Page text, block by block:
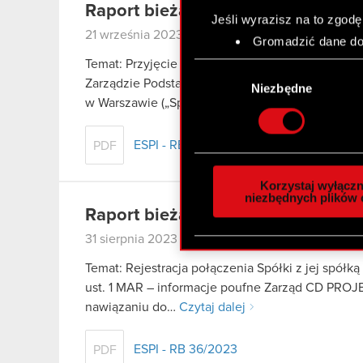
Jeśli wyrazisz na to
Gromadzić dane
Identyfikować
Dowiedz się więcej
szczegółów . W
Wykorzystujemy pliki
społecznościowym,
otrzymanymi od Ciebie
zgadasz się na używanie
Niezbędne
Korzystaj
niezbędnych plików
Raport bieżący nr 37/2023
21 września 2023
Temat: Przyjęcie dodatkowych określeń
Zarządzie Podstawa prawna: Art. 17 ust. 1 MAR
w Warszawie („Spółka”) informuje, że…
PDF ESPI - RB 37/2023
Raport bieżący nr 36/2023
31 sierpnia 2023
Temat: Rejestracja połączenia Spółki z jej
ust. 1 MAR – informacje poufne Zarząd CD
nawiązaniu do… Czytaj dalej
PDF ESPI - RB 36/2023